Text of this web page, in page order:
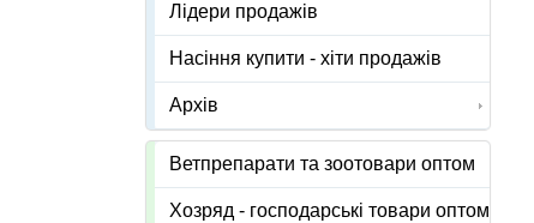
Лідери продажів
Насіння купити - хіти продажів
Архів
Ветпрепарати та зоотовари оптом
Хозряд - господарські товари оптом